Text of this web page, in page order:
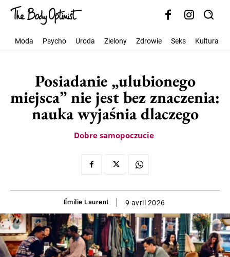
Moda Psycho Uroda Zielony Zdrowie Seks Kultura
Posiadanie „ulubionego
miejsca” nie jest bez znaczenia:
nauka wyjaśnia dlaczego
Dobre samopoczucie
Émilie Laurent 9 avril 2026